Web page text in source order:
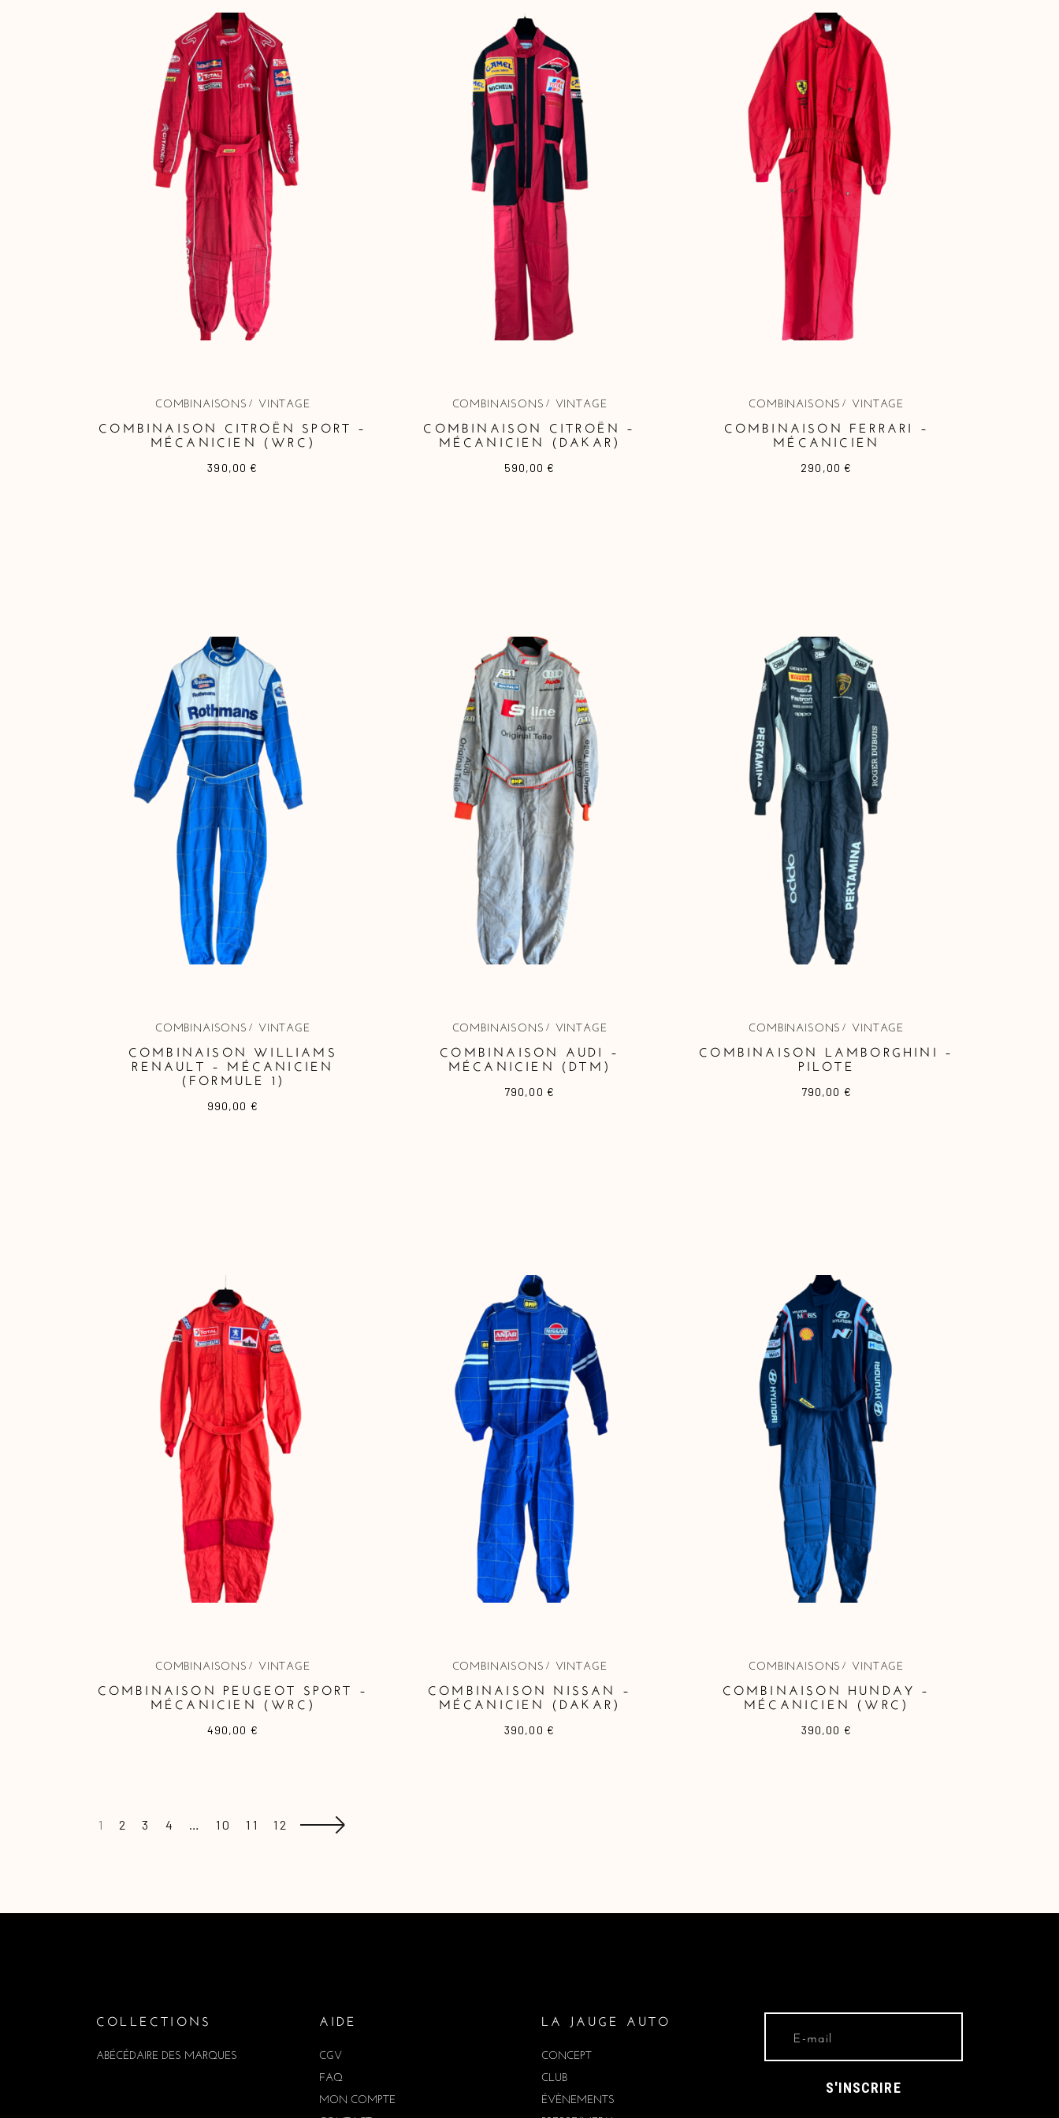
COMBINAISONS VINTAGE
COMBINAISON CITROËN SPORT –
MÉCANICIEN (WRC)
390,00€
COMBINAISONS VINTAGE
COMBINAISON CITROËN –
MÉCANICIEN (DAKAR)
590,00€
COMBINAISONS VINTAGE
COMBINAISON FERRARI –
MÉCANICIEN
290,00 €
COMBINAISONS VINTAGE
COMBINAISON WILLIAMS
RENAULT – MÉCANICIEN
(FORMULE 1)
990,00 €
COMBINAISONS VINTAGE
COMBINAISON AUDI –
MÉCANICIEN (DTM)
790,00 €
COMBINAISONS VINTAGE
COMBINAISON LAMBORGHINI –
PILOTE
790,00 €
COMBINAISONS VINTAGE
COMBINAISON PEUGEOT SPORT –
MÉCANICIEN (WRC)
490,00 €
COMBINAISONS VINTAGE
COMBINAISON NISSAN –
MÉCANICIEN (DAKAR)
390,00 €
COMBINAISONS VINTAGE
COMBINAISON HUNDAY –
MÉCANICIEN (WRC)
390,00 €
1 2 3 4 … 10 11 12
COLLECTIONS
ABÉCÉDAIRE DES MARQUES
AIDE
CGV
FAQ
MON COMPTE
LA JAUGE AUTO
CONCEPT
CLUB
ÉVÈNEMENTS
S'INSCRIRE